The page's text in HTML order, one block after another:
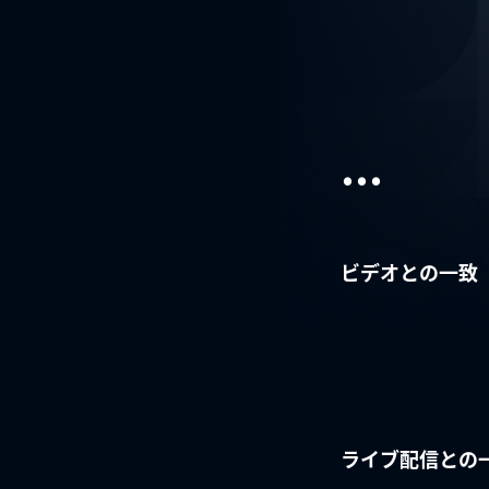
...
ビデオとの一致
ライブ配信との